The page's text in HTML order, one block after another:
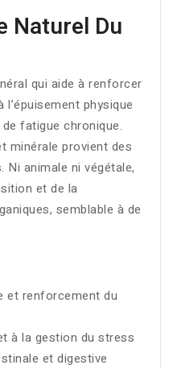
Naturel Du
qui aide à renforcer
physique
fatigue chronique.
minérale provient des
Ni animale ni végétale,
et de la
semblable à de
et renforcement du
à la gestion du stress
et digestive